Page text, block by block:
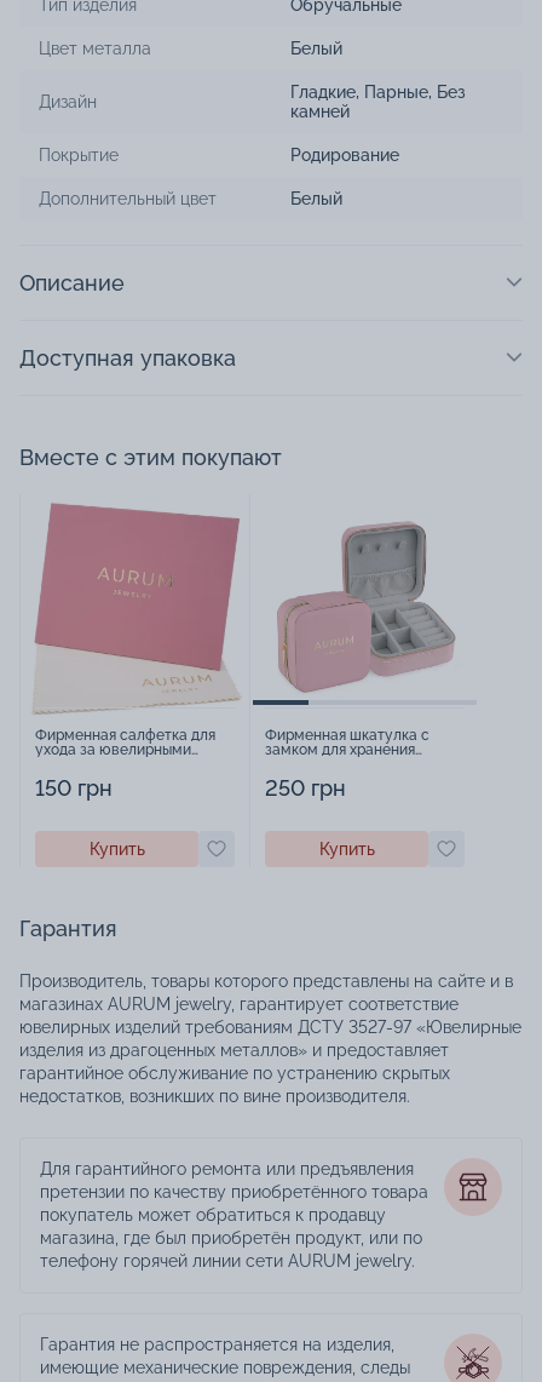
Тип изделия Обручальные
Цвет металла Белый
Дизайн Гладкие, Парные, Без
камней
Покрытие Родирование
Дополнительный цвет Белый
Описание
Доступная упаковка
Вместе с этим покупают
Фирменная салфетка для
ухода за ювелирными
150 грн
Купить
Фирменная шкатулка с
замком для хранения
250 грн
Купить
Гарантия
Производитель, товары которого представлены на сайте и в
магазинах AURUM jewelry, гарантирует соответствие
ювелирных изделий требованиям ДСТУ 3527-97 «Ювелирные
изделия из драгоценных металлов» и предоставляет
гарантийное обслуживание по устранению скрытых
недостатков, возникших по вине производителя.
Для гарантийного ремонта или предъявления
претензии по качеству приобретённого товара
покупатель может обратиться к продавцу
магазина, где был приобретён продукт, или по
телефону горячей линии сети AURUM jewelry.
Гарантия не распространяется на изделия,
имеющие механические повреждения, следы